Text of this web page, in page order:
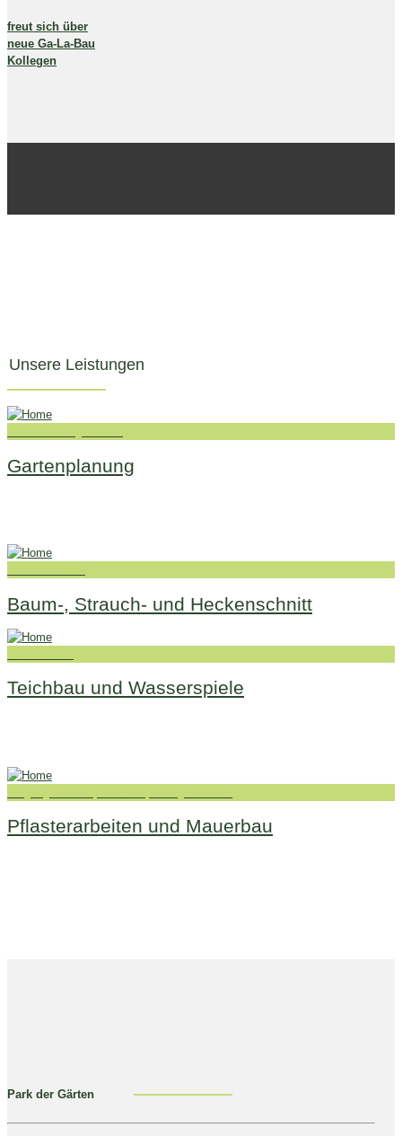
freut sich über
neue Ga-La-Bau
Kollegen
Unsere Leistungen
Gartenplanung
Baum-, Strauch- und Heckenschnitt
Teichbau und Wasserspiele
Pflasterarbeiten und Mauerbau
Park der Gärten